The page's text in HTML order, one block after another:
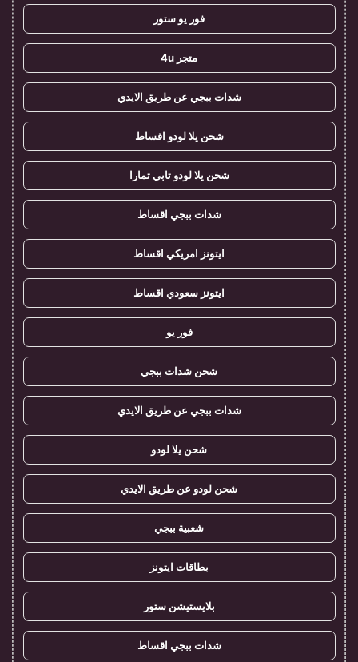
فور يو ستور
متجر 4u
شدات ببجي عن طريق الايدي
شحن يلا لودو اقساط
شحن يلا لودو تابي تمارا
شدات ببجي اقساط
ايتونز امريكي اقساط
ايتونز سعودي اقساط
فور يو
شحن شدات ببجي
شدات ببجي عن طريق الايدي
شحن يلا لودو
شحن لودو عن طريق الايدي
شعبية ببجي
بطاقات ايتونز
بلايستيشن ستور
شدات ببجي اقساط